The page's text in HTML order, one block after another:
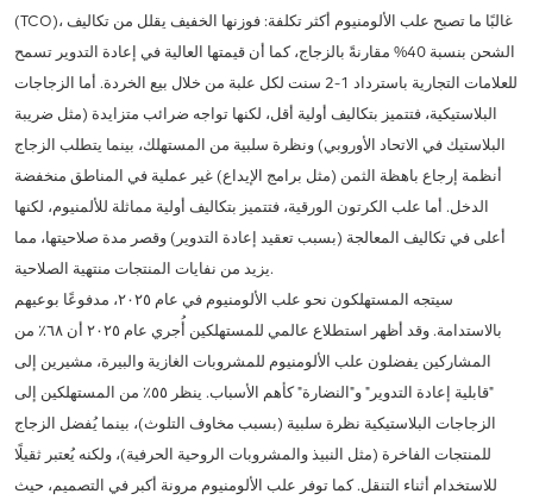
(TCO)، غالبًا ما تصبح علب الألومنيوم أكثر تكلفة: فوزنها الخفيف يقلل من تكاليف
الشحن بنسبة 40% مقارنةً بالزجاج، كما أن قيمتها العالية في إعادة التدوير تسمح
للعلامات التجارية باسترداد 1-2 سنت لكل علبة من خلال بيع الخردة. أما الزجاجات
البلاستيكية، فتتميز بتكاليف أولية أقل، لكنها تواجه ضرائب متزايدة (مثل ضريبة
البلاستيك في الاتحاد الأوروبي) ونظرة سلبية من المستهلك، بينما يتطلب الزجاج
أنظمة إرجاع باهظة الثمن (مثل برامج الإيداع) غير عملية في المناطق منخفضة
الدخل. أما علب الكرتون الورقية، فتتميز بتكاليف أولية مماثلة للألمنيوم، لكنها
أعلى في تكاليف المعالجة (بسبب تعقيد إعادة التدوير) وقصر مدة صلاحيتها، مما
يزيد من نفايات المنتجات منتهية الصلاحية.
سيتجه المستهلكون نحو علب الألومنيوم في عام ٢٠٢٥، مدفوعًا بوعيهم
بالاستدامة. وقد أظهر استطلاع عالمي للمستهلكين أُجري عام ٢٠٢٥ أن ٦٨٪ من
المشاركين يفضلون علب الألومنيوم للمشروبات الغازية والبيرة، مشيرين إلى
"قابلية إعادة التدوير" و"النضارة" كأهم الأسباب. ينظر ٥٥٪ من المستهلكين إلى
الزجاجات البلاستيكية نظرة سلبية (بسبب مخاوف التلوث)، بينما يُفضل الزجاج
للمنتجات الفاخرة (مثل النبيذ والمشروبات الروحية الحرفية)، ولكنه يُعتبر ثقيلًا
للاستخدام أثناء التنقل. كما توفر علب الألومنيوم مرونة أكبر في التصميم، حيث